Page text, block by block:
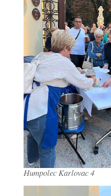
Humpolec Karlovac 4